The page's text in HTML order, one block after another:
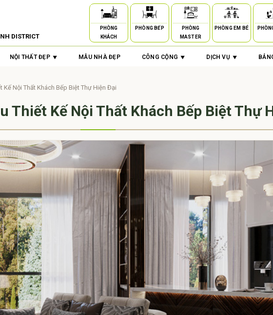
DISTRICT
PHÒNG
KHÁCH
PHÒNG BẾP
PHÒNG
MASTER
PHÒNG EM BÉ
NỘI THẤT ĐẸP MẪU NHÀ ĐẸP CÔNG CỘNG DỊCH VỤ
Kế Nội Thất Khách Bếp Biệt Thự Hiện Đại
Thiết Kế Nội Thất Khách Bếp Biệt Thự